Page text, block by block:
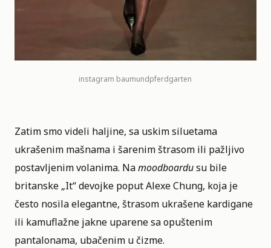
instagram baumundpferdgarten
Zatim smo videli haljine, sa uskim siluetama
ukrašenim mašnama i šarenim štrasom ili pažljivo
postavljenim volanima. Namoodboardusu bile
britanske „It“ devojke poput Alexe Chung, koja je
često nosila elegantne, štrasom ukrašene kardigane
ili kamuflažne jakne uparene sa opuštenim
pantalonama, ubačenim u čizme.